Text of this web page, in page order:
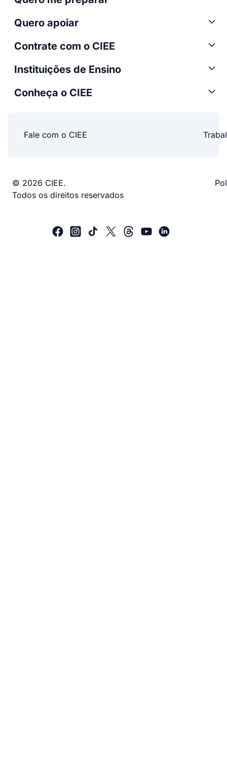
Quero apoiar
Contrate com o CIEE
Instituições de Ensino
Conheça o CIEE
Fale com o CIEE
© 2026 CIEE.
Todos os direitos reservados